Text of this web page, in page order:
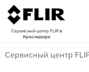
Сервисный центр FLIRв
Краснодаре
Сервисный центр